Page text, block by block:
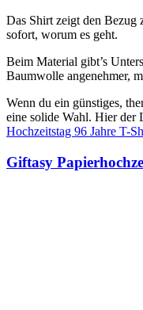
Das Shirt zeigt den Bezug
sofort, worum es geht.
Beim Material gibt’s
Baumwolle angenehmer,
Wenn du ein günstiges,
eine solide Wahl. Hier der
Hochzeitstag 96 Jahre T-
Giftasy